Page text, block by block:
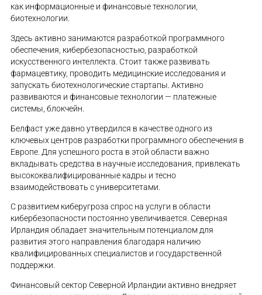
как информационные и финансовые технологии,
биотехнологии.
Здесь активно занимаются разработкой программного
обеспечения, кибербезопасностью, разработкой
искусственного интеллекта. Стоит также развивать
фармацевтику, проводить медицинские исследования и
запускать биотехнологические стартапы. Активно
развиваются и финансовые технологии — платежные
системы, блокчейн.
Белфаст уже давно утвердился в качестве одного из
ключевых центров разработки программного обеспечения в
Европе. Для успешного роста в этой области важно
вкладывать средства в научные исследования, привлекать
высококвалифицированные кадры и тесно
взаимодействовать с университетами.
С развитием киберугроза спрос на услуги в области
кибербезопасности постоянно увеличивается. Северная
Ирландия обладает значительным потенциалом для
развития этого направления благодаря наличию
квалифицированных специалистов и государственной
поддержки.
Финансовый сектор Северной Ирландии активно внедряет